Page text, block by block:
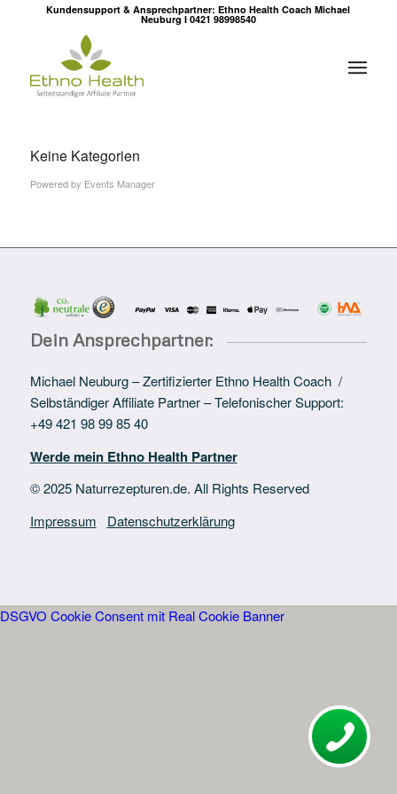
Kundensupport & Ansprechpartner: Ethno Health Coach Michael
Neuburg I 0421 98998540
Keine Kategorien
Powered by Events Manager
Dein Ansprechpartner:
Michael Neuburg – Zertifizierter Ethno Health Coach /
Selbständiger Affiliate Partner – Telefonischer Support:
+49 421 98 99 85 40
Werde mein Ethno Health Partner
© 2025 Naturrezepturen.de. All Rights Reserved
Impressum
Datenschutzerklärung
DSGVO Cookie Consent mit Real Cookie Banner